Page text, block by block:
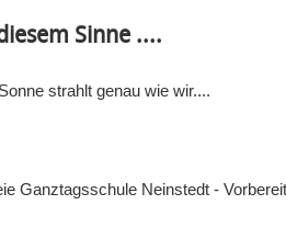
Sinne ....
strahlt genau wie wir....
Ganztagsschule Neinstedt -